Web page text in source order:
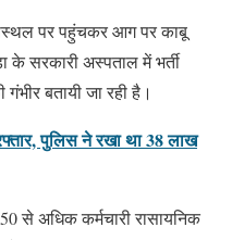
पर पहुंचकर आग पर काबू
के सरकारी अस्पताल में भर्ती
बतायी जा रही है।
पुलिस ने रखा था 38 लाख
से अधिक कर्मचारी रासायनिक